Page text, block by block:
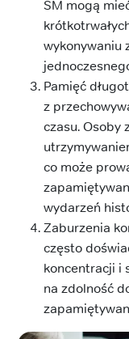
SM mogą
wykonywaniu
Pamięć
z
czasu. Osoby
co może
wydarzeń
Zaburzenia
często
koncentracji i
na zdolność